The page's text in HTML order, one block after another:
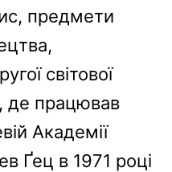
предмети
світової
де працював
Академії
Ґец в 1971 році